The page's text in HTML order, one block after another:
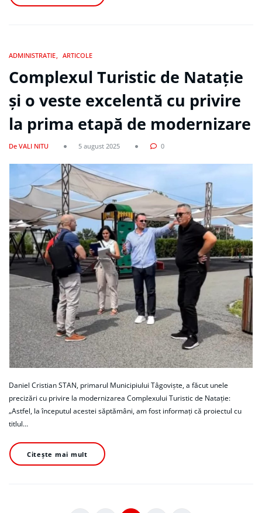
ADMINISTRATIE ARTICOLE
Complexul Turistic de Natație
și o veste excelentă cu privire
la prima etapă de modernizare
De VALI NITU 5 august 2025 0
Daniel Cristian STAN, primarul Municipiului Tâgoviște, a făcut unele
precizări cu privire la modernizarea Complexului Turistic de Natație:
„Astfel, la începutul acestei săptămâni, am fost informați că proiectul cu
titlul…
Citește mai mult